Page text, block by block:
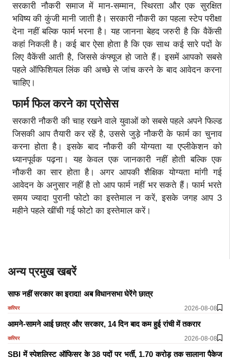
सरकारी नौकरी समाज में मान-सम्मान, स्थिरता और एक सुरक्षित
भविष्य की कुंजी मानी जाती है। सरकारी नौकरी का पहला स्टेप परीक्षा
देना नहीं बल्कि फार्म भरना है। यह जानना बेहद जरुरी है कि वैकेंसी
कहां निकली है। कई बार ऐसा होता है कि एक साथ कई सारे पदों के
लिए वैकेंसी आती है, जिससे कंफ्यूज हो जाते हैं। इसमें आपको सबसे
पहले ऑफिशियल लिंक की अच्छे से जांच करने के बाद आवेदन करना
चाहिए।
फार्म फिल करने का प्रोसेस
सरकारी नौकरी की चाह रखने वाले युवाओं को सबसे पहले अपने फिल्ड
जिसकी आप तैयारी कर रहें है, उससे जुड़े नौकरी के फार्म का चुनाव
करना होता है। इसके बाद नौकरी की योग्यता या एप्लीकेशन को
ध्यानपूर्वक पढ़ना। यह केवल एक जानकारी नहीं होती बल्कि एक
नौकरी का सार होता है। अगर आपकी शैक्षिक योग्यता मांगी गई
आवेदन के अनुसार नहीं है तो आप फार्म नहीं भर सकते हैं। फार्म भरते
समय ज्यादा पुरानी फोटो का इस्तेमाल न करें, इसके जगह आप 3
महीने पहले खींची गई फोटो का इस्तेमाल करें।
अन्य प्रमुख खबरें
साफ नहीं सरकार का इरादा! अब विधानसभा घेरेंगे छात्र
करियर 2026-08-08
आमने-सामने आई छात्र और सरकार, 14 दिन बाद कम हुई रांची में तकरार
करियर 2026-08-08
SBI में स्पेशलिस्ट ऑफिसर के 38 पदों पर भर्ती, 1.70 करोड़ तक सालाना पैकेज